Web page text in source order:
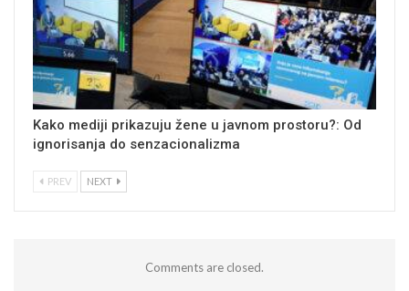
Kako mediji prikazuju žene u javnom prostoru?: Od
ignorisanja do senzacionalizma
PREV NEXT
Comments are closed.